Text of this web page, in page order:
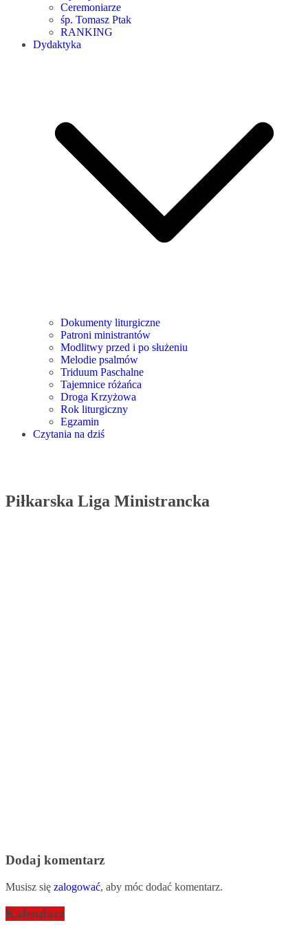
Ceremoniarze
śp. Tomasz Ptak
RANKING
Dydaktyka
Dokumenty liturgiczne
Patroni ministrantów
Modlitwy przed i po służeniu
Melodie psalmów
Triduum Paschalne
Tajemnice różańca
Droga Krzyżowa
Rok liturgiczny
Egzamin
Czytania na dziś
Piłkarska Liga Ministrancka
Dodaj komentarz
Musisz się zalogować, aby móc dodać komentarz.
Kalendarz